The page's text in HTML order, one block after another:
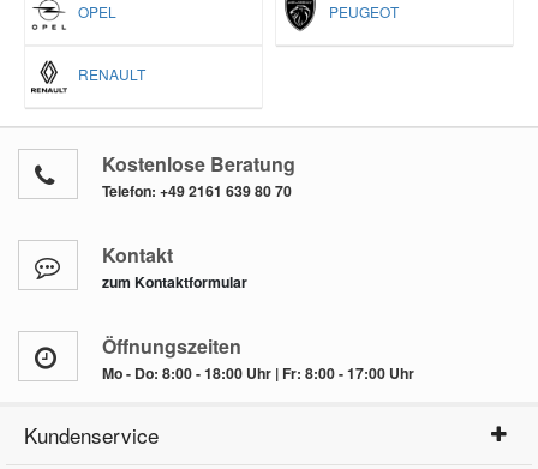
OPEL PEUGEOT
RENAULT
Kostenlose Beratung
Telefon: +49 2161 639 80 70
Kontakt
zum Kontaktformular
Öffnungszeiten
Mo - Do: 8:00 - 18:00 Uhr | Fr: 8:00 - 17:00 Uhr
Kundenservice